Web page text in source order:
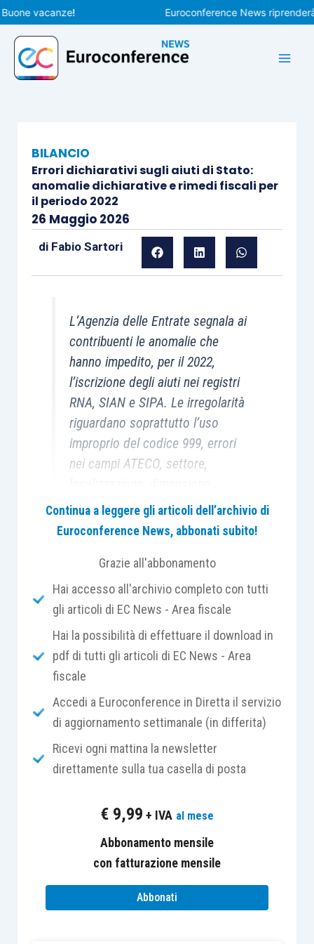
Vai
al
contenuto
vacanze! Euroconference News riprenderà le
BILANCIO
Errori dichiarativi sugli aiuti di Stato:
anomalie dichiarative e rimedi fiscali per
il periodo 2022
26 Maggio 2026
di Fabio Sartori
L’Agenzia delle Entrate segnala ai
contribuenti le anomalie che
hanno impedito, per il 2022,
l’iscrizione degli aiuti nei registri
RNA, SIAN e SIPA. Le irregolarità
riguardano soprattutto l’uso
improprio del codice 999, errori
nei campi ATECO, settore,
d’impresa e tipologia costi,
oppure aiuti fruiti senza
di promozione dell’adempimento spontaneo
confronti dei contribuenti che, con riferimento al
nei Modelli Redditi, IRAP e 770 dati erronei onon
coerenti nel prospetto “Aiuti di Stato”.
L’intervento è stato formalizzato con
il Provvedimento del Direttore dell’Agenzia delle
adottato in attuazione dell’art. 1, commi da
La procedura riguarda, in particolare, i beneficiari
di aiuti di Stato e di aiuti in regime
per
i quali è stata rifiutata l’iscrizione nei registri RNA,
Continua a leggere gli articoli dell’archivio di
Euroconference News, abbonati subito!
Grazie all'abbonamento
Hai accesso all'archivio completo con tutti
gli articoli di EC News - Area fiscale
Hai la possibilità di effettuare il download in
pdf di tutti gli articoli di EC News - Area
fiscale
Accedi a Euroconference in Diretta il servizio
di aggiornamento settimanale (in differita)
Ricevi ogni mattina la newsletter
direttamente sulla tua casella di posta
€ 9,99 + IVA al mese
Abbonamento mensile
con fatturazione mensile
Abbonati